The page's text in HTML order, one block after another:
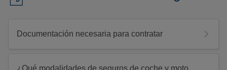
Documentación necesaria para contratar
¿Qué modalidades de seguros de coche y moto